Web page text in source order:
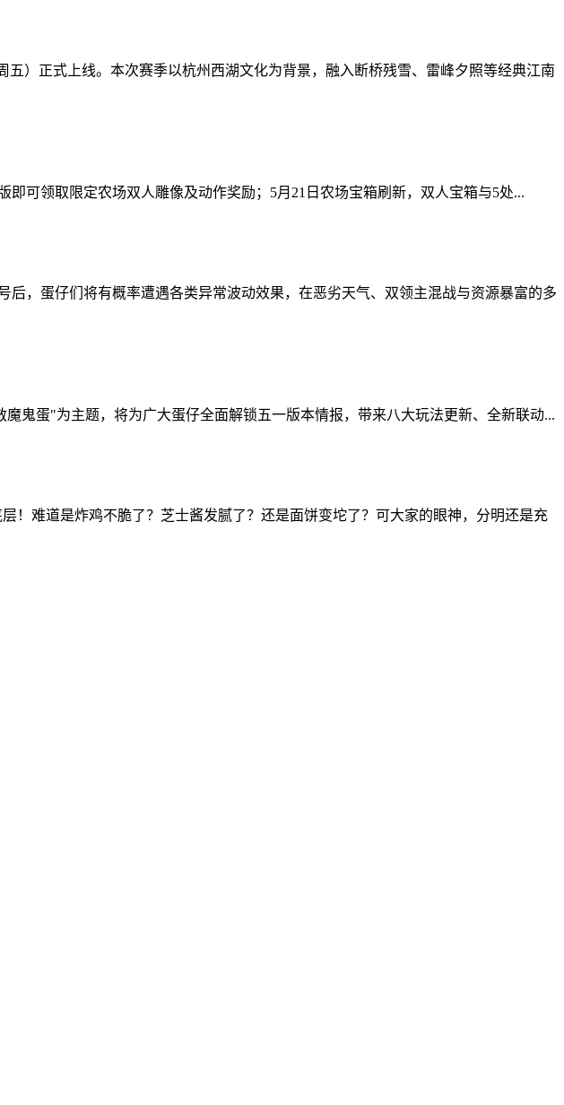
）正式上线。本次赛季以杭州西湖文化为背景，融入断桥残雪、雷峰夕照等经典江南
即可领取限定农场双人雕像及动作奖励；5月21日农场宝箱刷新，双人宝箱与5处...
，蛋仔们将有概率遭遇各类异常波动效果，在恶劣天气、双领主混战与资源暴富的多
鬼蛋"为主题，将为广大蛋仔全面解锁五一版本情报，带来八大玩法更新、全新联动...
难道是炸鸡不脆了？芝士酱发腻了？还是面饼变坨了？可大家的眼神，分明还是充